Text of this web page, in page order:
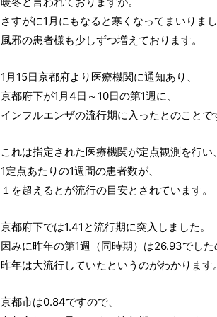
さすがに1月にもなると寒くなってまいりまし
風邪の患者様も少しずつ増えております。
1月15日京都府より医療機関に通知あり、
京都府下が1月4日～10日の第1週に、
インフルエンザの流行期に入ったとのことで
これは指定された医療機関が定点観測を行い、
1定点あたりの1週間の患者数が、
１を超えるとが流行の目安とされています。
京都府下では1.41と流行期に突入しました。
因みに昨年の第1週（同時期）は26.93でした
昨年は大流行していたというのがわかります。
京都市は0.84ですので、